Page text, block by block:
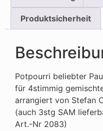
Produktsicherheit
Potpourri beliebter
für 4stimmig
arrangiert von Stefan
(auch 3stg SAM
Art.-Nr 2083)